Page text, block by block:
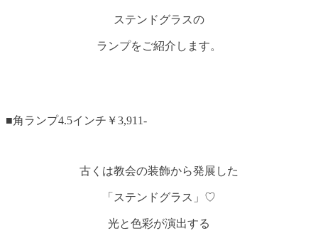
ステンドグラスの
ランプをご紹介します。
■角ランプ4.5インチ￥3,911-
古くは教会の装飾から発展した
「ステンドグラス」♡
光と色彩が演出する